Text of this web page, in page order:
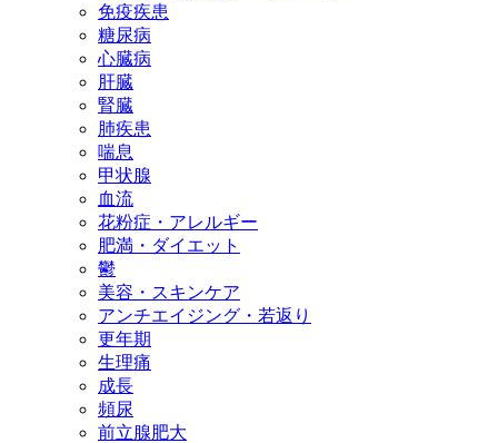
免疫疾患
糖尿病
心臓病
肝臓
腎臓
肺疾患
喘息
甲状腺
血流
花粉症・アレルギー
肥満・ダイエット
鬱
美容・スキンケア
アンチエイジング・若返り
更年期
生理痛
成長
頻尿
前立腺肥大